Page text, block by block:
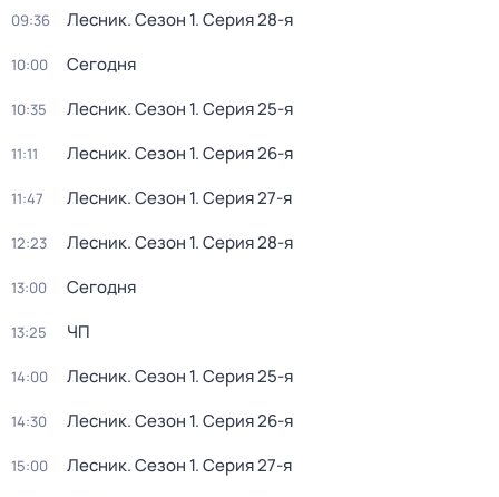
09:36 Лесник. Сезон 1. Серия 28-я
10:00 Сегодня
10:35 Лесник. Сезон 1. Серия 25-я
11:11 Лесник. Сезон 1. Серия 26-я
11:47 Лесник. Сезон 1. Серия 27-я
12:23 Лесник. Сезон 1. Серия 28-я
13:00 Сегодня
13:25 ЧП
14:00 Лесник. Сезон 1. Серия 25-я
14:30 Лесник. Сезон 1. Серия 26-я
15:00 Лесник. Сезон 1. Серия 27-я